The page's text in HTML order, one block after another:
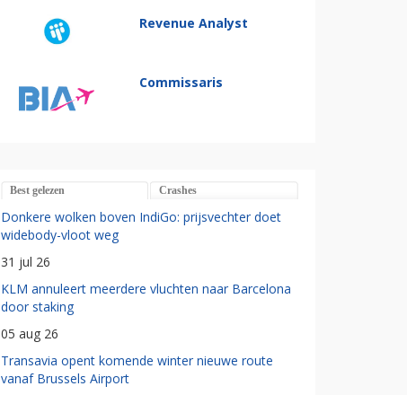
Revenue Analyst
Commissaris
Best gelezen Crashes
Donkere wolken boven IndiGo: prijsvechter doet
widebody-vloot weg
31 jul 26
KLM annuleert meerdere vluchten naar Barcelona
door staking
05 aug 26
Transavia opent komende winter nieuwe route
vanaf Brussels Airport